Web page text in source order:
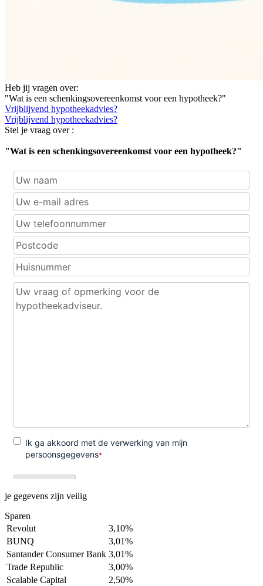
Heb jij vragen over:
"Wat is een schenkingsovereenkomst voor een hypotheek?"
Vrijblijvend hypotheekadvies?
Vrijblijvend hypotheekadvies?
Stel je vraag over :
"Wat is een schenkingsovereenkomst voor een hypotheek?"
je gegevens zijn veilig
Sparen
Revolut
3,10%
BUNQ
3,01%
Santander Consumer Bank 3,01%
Trade Republic
3,00%
Scalable Capital
2,50%